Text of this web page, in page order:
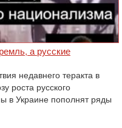
а русские
недавнего теракта в
роста русского
в Украине пополнят ряды